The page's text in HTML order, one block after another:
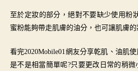
至於定妝的部分，絕對不要缺少使用粉
蜜粉能夠帶走肌膚的油分，也可讓肌膚的
看完2020Mobile01網友分享乾肌、油肌使
是不是相當簡單呢?只要更改日常的稍